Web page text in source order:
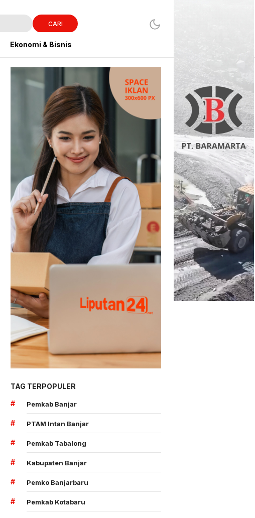
CARI
Ekonomi & Bisnis
TAG TERPOPULER
#
Pemkab Banjar
# PTAM Intan Banjar
# Pemkab Tabalong
# Kabupaten Banjar
# Pemko Banjarbaru
# Pemkab Kotabaru